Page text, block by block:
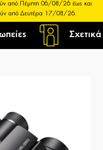
από Πέμπτη 06/08/26 έως και
από Δευτέρα 17/08/26.